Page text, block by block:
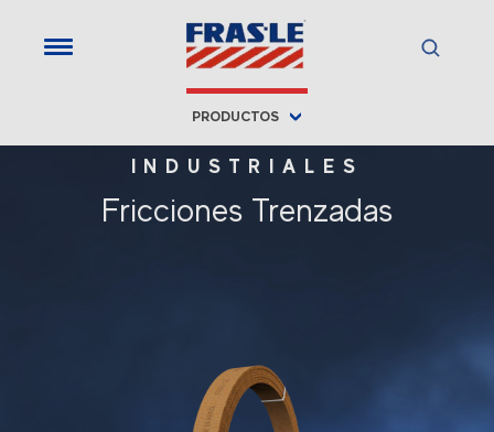
PRODUCTOS
INDUSTRIALES
Fricciones Trenzadas